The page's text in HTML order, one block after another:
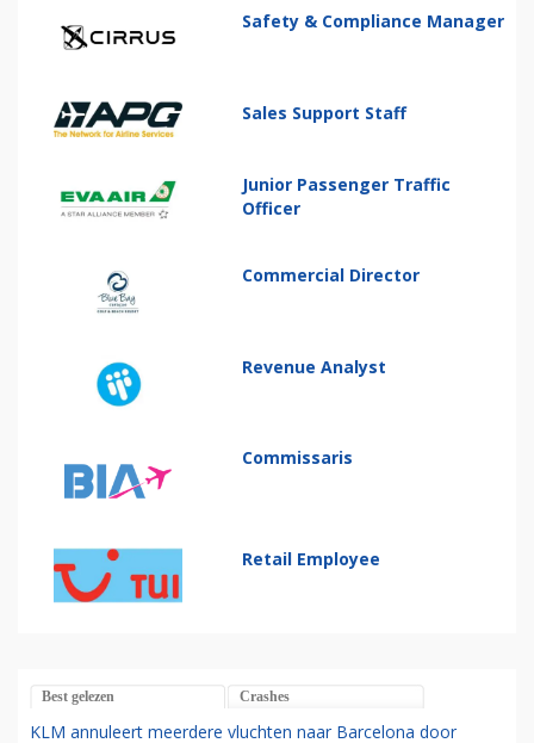
Safety & Compliance Manager
Sales Support Staff
Junior Passenger Traffic
Officer
Commercial Director
Revenue Analyst
Commissaris
Retail Employee
Best gelezen Crashes
KLM annuleert meerdere vluchten naar Barcelona door